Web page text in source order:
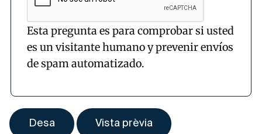
Esta pregunta es para comprobar si usted
es un visitante humano y prevenir envíos
de spam automatizado.